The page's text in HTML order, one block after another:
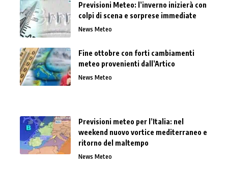
Previsioni Meteo: l’inverno inizierà con
colpi di scena e sorprese immediate
News Meteo
Fine ottobre con forti cambiamenti
meteo provenienti dall’Artico
News Meteo
Previsioni meteo per l’Italia: nel
weekend nuovo vortice mediterraneo e
ritorno del maltempo
News Meteo